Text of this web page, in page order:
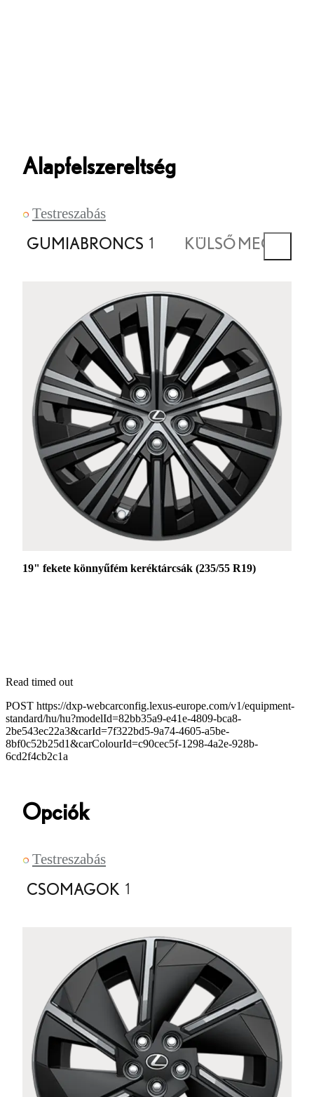
Alapfelszereltség
Testreszabás
GUMIABRONCS 1 KÜLSŐ
19" fekete könnyűfém keréktárcsák (235/55 R19)
Read timed out
POST https://dxp-webcarconfig.lexus-europe.com/v1/equipment-
standard/hu/hu?modelId=82bb35a9-e41e-4809-bca8-
2be543ec22a3&carId=7f322bd5-9a74-4605-a5be-
8bf0c52b25d1&carColourId=c90cec5f-1298-4a2e-928b-
6cd2f4cb2c1a
Opciók
Testreszabás
CSOMAGOK 1